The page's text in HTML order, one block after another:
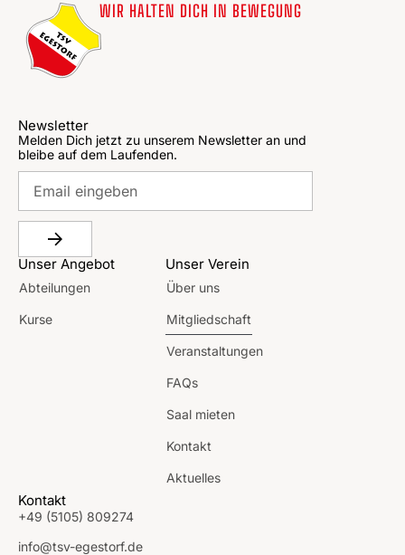
WIR HALTEN DICH IN BEWEGUNG
Newsletter
Melden Dich jetzt zu unserem Newsletter an und
bleibe auf dem Laufenden.
Unser Angebot
Abteilungen
Kurse
Unser Verein
Über uns
Mitgliedschaft
Veranstaltungen
FAQs
Saal mieten
Kontakt
Aktuelles
Kontakt
+49 (5105) 809274
info@tsv-egestorf.de